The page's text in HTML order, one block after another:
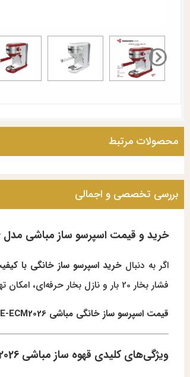
محصولات مرتبط
بررسی تخصصی و اجمالی
خرید و قیمت اسپرسو ساز مباشی مدل ME-ECM2026 | مشخصات فنی و بهترین قیمت
اگر به دنبالخرید اسپرسو ساز خانگی با
فشار بخار 20 بار و نازل بخار حرفه‌ای، امکان تهیه انواع نوشیدنی‌های بر پایه اسپرسو از جمله اسپرسو، کاپوچینو، لاته، آمریکانو و ماکیاتو را برای شما فراهم می‌کند.
قیمت اسپرسو ساز خانگی مباشی ME-ECM2026
ویژگی‌های کلیدی قهوه ساز مباشی ME-ECM2026